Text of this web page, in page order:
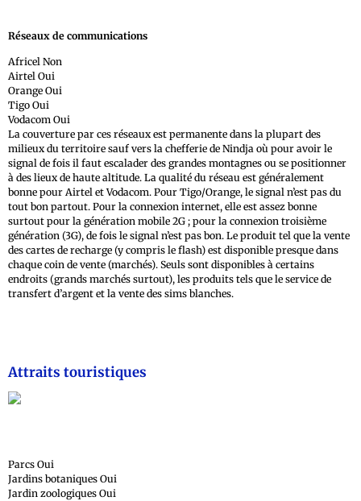
Réseaux de communications
Africel Non
Airtel Oui
Orange Oui
Tigo Oui
Vodacom Oui
La couverture par ces réseaux est permanente dans la plupart des
milieux du territoire sauf vers la chefferie de Nindja où pour avoir le
signal de fois il faut escalader des grandes montagnes ou se positionner
à des lieux de haute altitude. La qualité du réseau est généralement
bonne pour Airtel et Vodacom. Pour Tigo/Orange, le signal n’est pas du
tout bon partout. Pour la connexion internet, elle est assez bonne
surtout pour la génération mobile 2G ; pour la connexion troisième
génération (3G), de fois le signal n’est pas bon. Le produit tel que la vente
des cartes de recharge (y compris le flash) est disponible presque dans
chaque coin de vente (marchés). Seuls sont disponibles à certains
endroits (grands marchés surtout), les produits tels que le service de
transfert d’argent et la vente des sims blanches.
Attraits touristiques
Parcs Oui
Jardins botaniques Oui
Jardin zoologiques Oui